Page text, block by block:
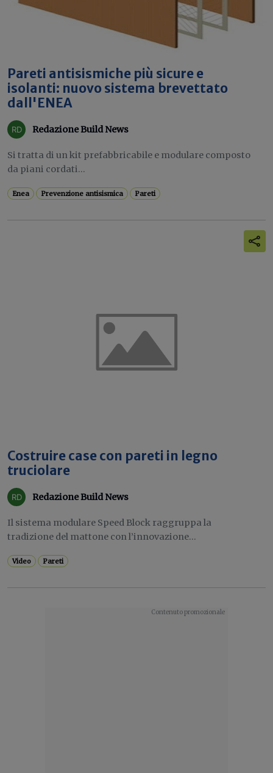
Pareti antisismiche più sicure e
isolanti: nuovo sistema brevettato
dall'ENEA
Redazione Build News
Si tratta di un kit prefabbricabile e modulare composto
da piani cordati...
Enea Prevenzione antisismica Pareti
Costruire case con pareti in legno
truciolare
Redazione Build News
Il sistema modulare Speed Block raggruppa la
tradizione del mattone con l’innovazione...
Video Pareti